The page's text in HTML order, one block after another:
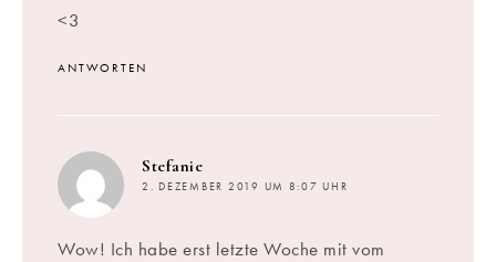
<3
ANTWORTEN
Stefanie
2. DEZEMBER 2019 UM 8:07 UHR
Wow! Ich habe erst letzte Woche mit vom